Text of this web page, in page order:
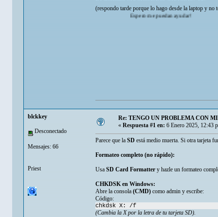
(respondo tarde porque lo hago desde la laptop y
Espero me puedan ayudar!
blckkey
Desconectado
Mensajes: 66
Priest
Re: TENGO UN PROBLEMA CON
« Respuesta #1 en: 6 Enero 2025, 12:43
Parece que la SD está medio muerta. Si otra tarjeta
Formateo completo (no rápido):
Usa SD Card Formattery hazle un formateo
CHKDSK en Windows:
Abre la consola(CMD) como admin y escribe:
Código:
chkdsk X: /f
(Cambia la X por la letra de tu tarjeta SD).